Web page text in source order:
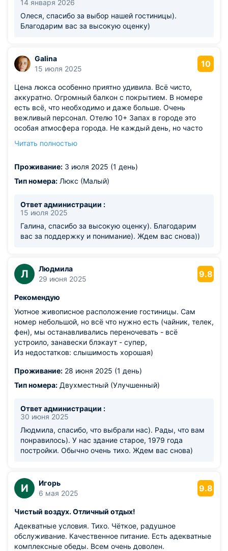
14 января 2026
Олеся, спасибо за выбор нашей гостиницы).
Благодарим вас за высокую оценку)
Galina
15 июля 2025
10
Цена люкса особенно приятно удивила. Всё чисто,
аккуратно. Огромный балкон с покрытием. В номере
есть всё, что необходимо и даже больше. Очень
вежливый персонал. Отелю 10+ Запах в городе это
особая атмосфера города. Не каждый день, но часто
"продуктов жизнедеятельности" ЦБК. Администрация
наслаждаются этим.
Читать полностью
Проживание: 3 июля 2025 (1 день)
Тип номера: Люкс (Малый)
Ответ администрации :
15 июля 2025
Галина, спасибо за высокую оценку). Благодарим
вас за поддержку и понимание). Ждем вас снова))
Л
Людмила
29 июня 2025
9.8
Рекомендую
Уютное живописное расположение гостиницы. Сам
номер небольшой, но всё что нужно есть (чайник, телек,
фен), мы останавливались переночевать - всё
устроило, занавески блэкаут - супер,
Из недостатков: слышимость хорошая)
Проживание: 28 июня 2025 (1 день)
Тип номера: Двухместный (Улучшенный)
Ответ администрации :
30 июня 2025
Людмила, спасибо, что выбрали нас). Рады, что вам
понравилось). У нас здание старое, 1979 года
постройки. Обычно очень тихо. Ждем вас снова)
И
Игорь
6 мая 2025
9.8
Чистый воздух. Отличный отдых!
Адекватные условия. Тихо. Чёткое, радушное
обслуживание. Качественное питание. Есть адекватные
комплексные обеды. Всем очень доволен.